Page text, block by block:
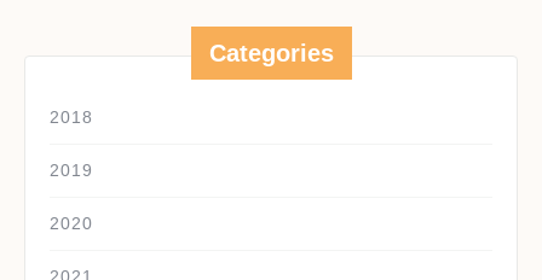
Categories
2018
2019
2020